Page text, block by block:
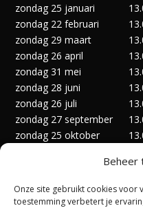
Beheer
Onze site gebruikt cookies
toestemming verbetert je
zondag 25 januari
zondag 22 februari
zondag 29 maart
zondag 26 april
zondag 31 mei
zondag 28 juni
zondag 26 juli
zondag 27 september
zondag 25 oktober
zondag 27 december